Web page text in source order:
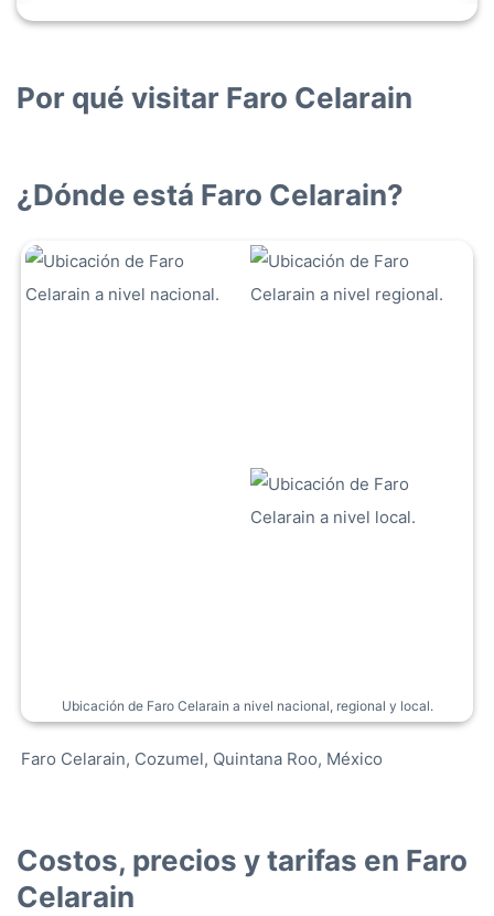
Por qué visitar Faro Celarain
¿Dónde está Faro Celarain?
Ubicación de Faro Celarain a nivel nacional, regional y local.
Faro Celarain, Cozumel, Quintana Roo, México
Costos, precios y tarifas en Faro
Celarain